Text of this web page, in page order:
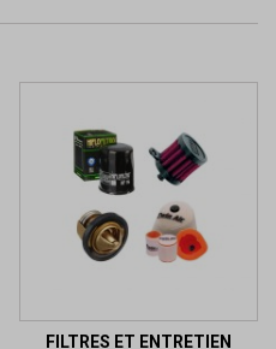
FILTRES ET ENTRETIEN